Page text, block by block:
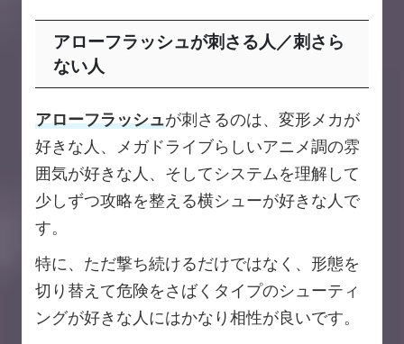
アローフラッシュが刺さる人／刺さら
ない人
アローフラッシュが刺さるのは、変形メカが
好きな人、メガドライブらしいアニメ調の雰
囲気が好きな人、そしてシステムを理解して
少しずつ攻略を整える横シューが好きな人で
す。
特に、ただ撃ち続けるだけではなく、形態を
切り替えて危険をさばくタイプのシューティ
ングが好きな人にはかなり相性が良いです。